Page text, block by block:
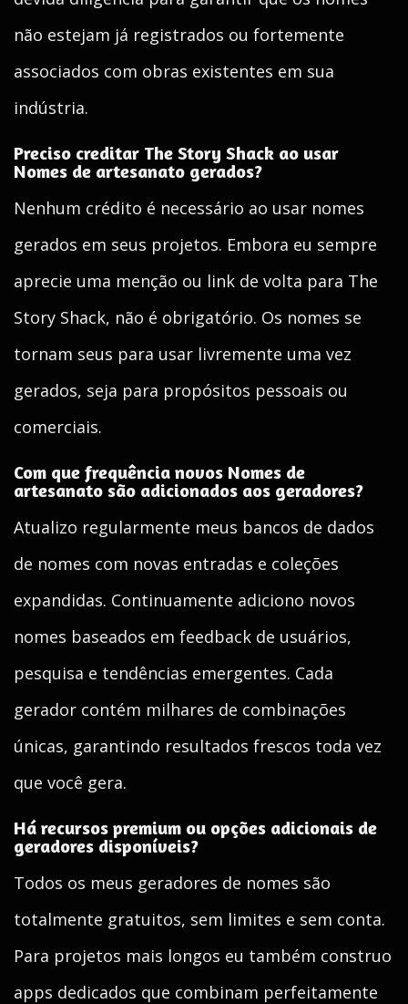
não estejam já registrados ou fortemente
associados com obras existentes em sua
indústria.
Preciso creditar The Story Shack ao usar
Nomes de artesanato gerados?
Nenhum crédito é necessário ao usar nomes
gerados em seus projetos. Embora eu sempre
aprecie uma menção ou link de volta para The
Story Shack, não é obrigatório. Os nomes se
tornam seus para usar livremente uma vez
gerados, seja para propósitos pessoais ou
comerciais.
Com que frequência novos Nomes de
artesanato são adicionados aos geradores?
Atualizo regularmente meus bancos de dados
de nomes com novas entradas e coleções
expandidas. Continuamente adiciono novos
nomes baseados em feedback de usuários,
pesquisa e tendências emergentes. Cada
gerador contém milhares de combinações
únicas, garantindo resultados frescos toda vez
que você gera.
Há recursos premium ou opções adicionais de
geradores disponíveis?
Todos os meus geradores de nomes são
totalmente gratuitos, sem limites e sem conta.
Para projetos mais longos eu também construo
apps dedicados que combinam perfeitamente